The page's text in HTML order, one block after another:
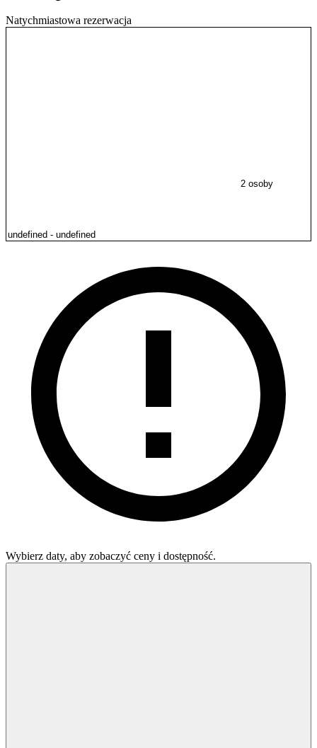
Natychmiastowa rezerwacja
2 osoby
Wybierz daty, aby zobaczyć ceny i dostępność.